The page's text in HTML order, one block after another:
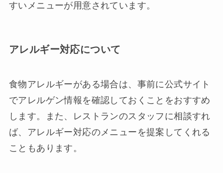
すいメニューが用意されています。
アレルギー対応について
食物アレルギーがある場合は、事前に公式サイト
でアレルゲン情報を確認しておくことをおすすめ
します。また、レストランのスタッフに相談すれ
ば、アレルギー対応のメニューを提案してくれる
こともあります。